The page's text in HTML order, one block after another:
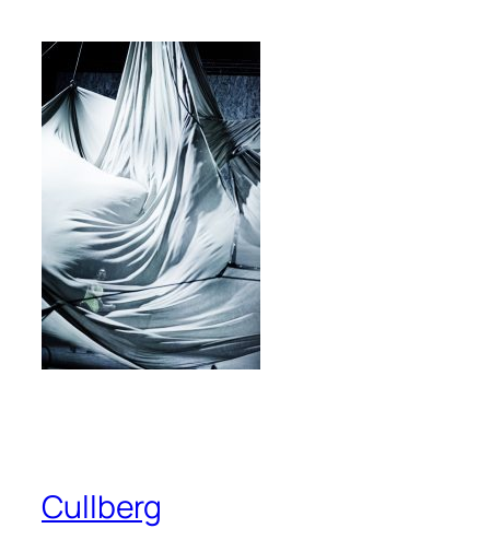
Cullberg